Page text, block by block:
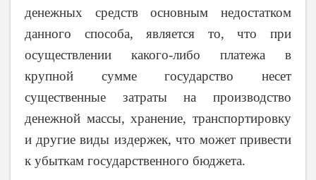
денежных средств основным недостатком
данного способа, является то, что при
осуществлении какого-либо платежа в
крупной сумме государство несет
существенные затраты на производство
денежной массы, хранение, транспортировку
и другие виды издержек, что может привести
к убыткам государственного бюджета.